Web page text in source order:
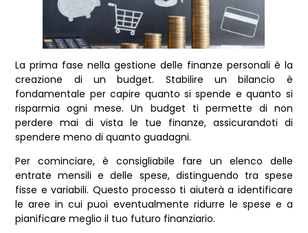
La prima fase nella gestione delle finanze personali è la
creazione di un budget. Stabilire un bilancio è
fondamentale per capire quanto si spende e quanto si
risparmia ogni mese. Un budget ti permette di non
perdere mai di vista le tue finanze, assicurandoti di
spendere meno di quanto guadagni.
Per cominciare, è consigliabile fare un elenco delle
entrate mensili e delle spese, distinguendo tra spese
fisse e variabili. Questo processo ti aiuterà a identificare
le aree in cui puoi eventualmente ridurre le spese e a
pianificare meglio il tuo futuro finanziario.